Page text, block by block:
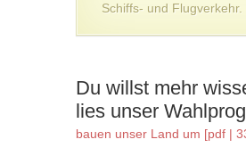
Schiffs- und Flugverkehr.
Du willst mehr
lies unser
bauen unser Land um [pdf |